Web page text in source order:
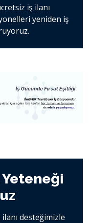
iş ilanı
yeniden iş
desteğimizle